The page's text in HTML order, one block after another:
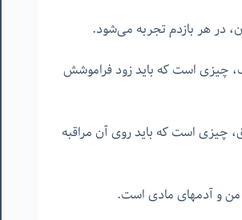
در هر بازدم تجربه می‌شود.
چیزی است که باید زود فراموشش
چیزی است که باید روی آن مراقبه
و آدمهای مادی است.